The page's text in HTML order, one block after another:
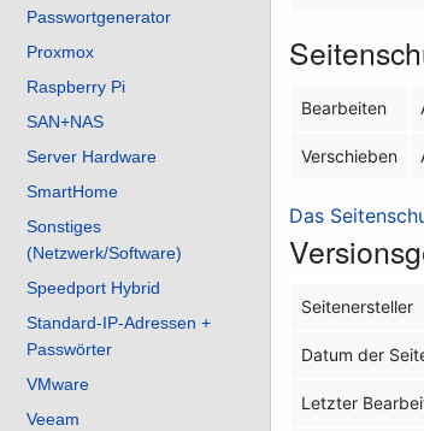
Passwortgenerator
Proxmox
Raspberry Pi
SAN+NAS
Server Hardware
SmartHome
Sonstiges
(Netzwerk/Software)
Speedport Hybrid
Standard-IP-Adressen +
Passwörter
VMware
Veeam
Bearbeiten
Verschieben
Das
Seitenersteller
Datum der
Letzter